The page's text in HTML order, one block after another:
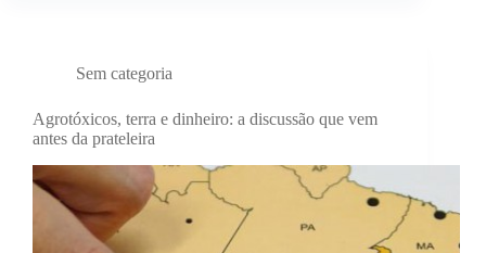
Sem categoria
Agrotóxicos, terra e dinheiro: a discussão que vem
antes da prateleira